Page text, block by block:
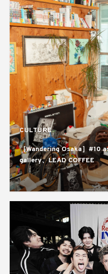
CULTURE
［Wandering Osaka］#10
gallery、LEAD COFFEE